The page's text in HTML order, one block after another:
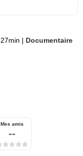
| Documentaire
Mes amis
--